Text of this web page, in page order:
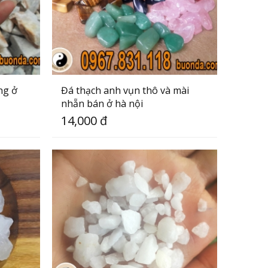
ở
Đá thạch anh vụn thô và mài
nhẵn bán ở hà nội
14,000 đ